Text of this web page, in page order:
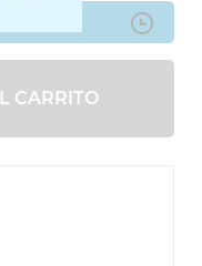
CARRITO